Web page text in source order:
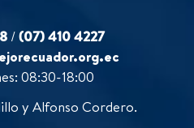
/(07) 410 4227
08:30-18:00
y Alfonso Cordero.